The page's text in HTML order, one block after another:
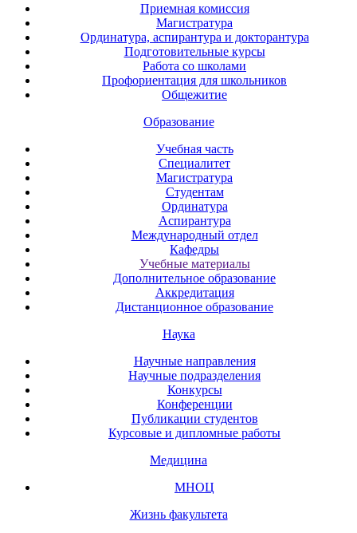
Приемная комиссия
Магистратура
Ординатура, аспирантура и докторантура
Подготовительные курсы
Работа со школами
Профориентация для школьников
Общежитие
Образование
Учебная часть
Специалитет
Магистратура
Студентам
Ординатура
Аспирантура
Международный отдел
Кафедры
Учебные материалы
Дополнительное образование
Аккредитация
Дистанционное образование
Наука
Научные направления
Научные подразделения
Конкурсы
Конференции
Публикации студентов
Курсовые и дипломные работы
Медицина
МНОЦ
Жизнь факультета